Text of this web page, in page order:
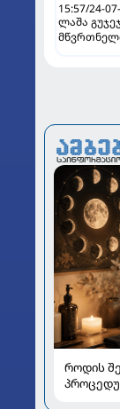
15:57/24-
ლაშა
როდის